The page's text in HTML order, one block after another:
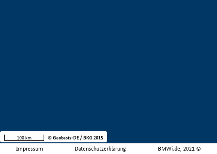
Impressum Datenschutzerklärung BMWi.de, 2021 ©
100 km © Geobasis-DE / BKG 2015